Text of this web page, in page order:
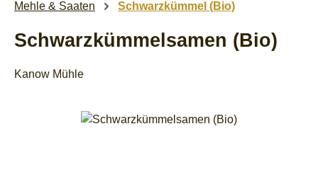
Mehle & Saaten Schwarzkümmel (Bio)
Schwarzkümmelsamen (Bio)
Kanow Mühle
Bildergalerie überspringen